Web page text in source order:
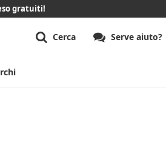
gratuiti!
Cerca Serve aiuto?